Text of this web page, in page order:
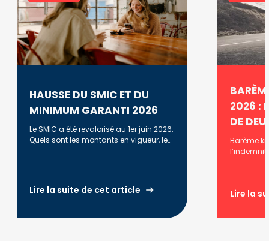
HAUSSE DU SMIC ET DU
MINIMUM GARANTI 2026
Le SMIC a été revalorisé au 1er juin 2026.
Quels sont les montants en vigueur, leur
Lire la suite de cet article
2026 :
DE
Barème
Lire la